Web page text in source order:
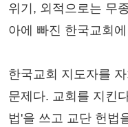
위기, 외적으로는 무
아에 빠진 한국교회
한국교회 지도자를
문제다. 교회를 지킨
법'을 쓰고 교단 헌법